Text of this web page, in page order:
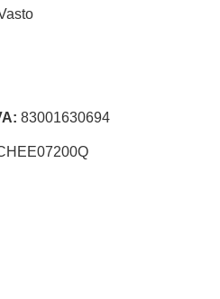
83001630694